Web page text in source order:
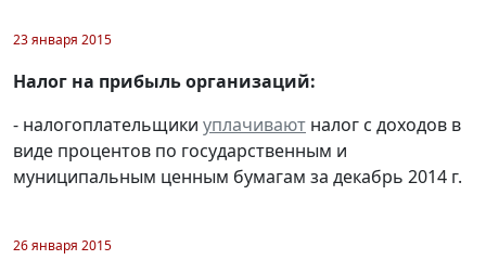
23 января 2015
Налог на прибыль организаций:
- налогоплательщики уплачивают налог с доходов в
виде процентов по государственным и
муниципальным ценным бумагам за декабрь 2014 г.
26 января 2015